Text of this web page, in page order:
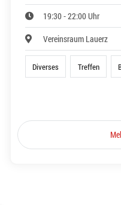
19:30 - 22:00 Uhr
Vereinsraum Lauerz
Diverses Treffen